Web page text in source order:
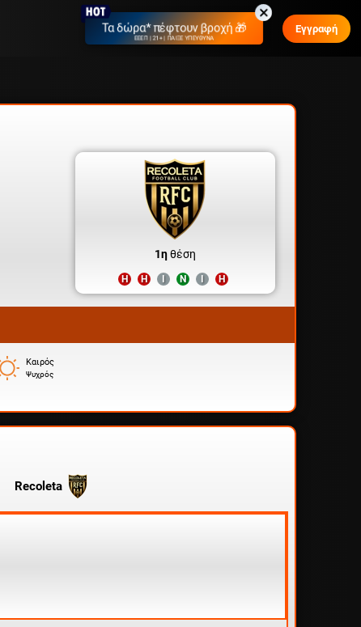
Τα δώρα* πέφτουν βροχή 🎁
ΕΕΕΠ | 21+ | ΠΑΙΞΕ ΥΠΕΥΘΥΝΑ
Εγγραφή
1ηθέση
Η Η Ι Ν Ι Η
Καιρός
Ψυχρός
Recoleta